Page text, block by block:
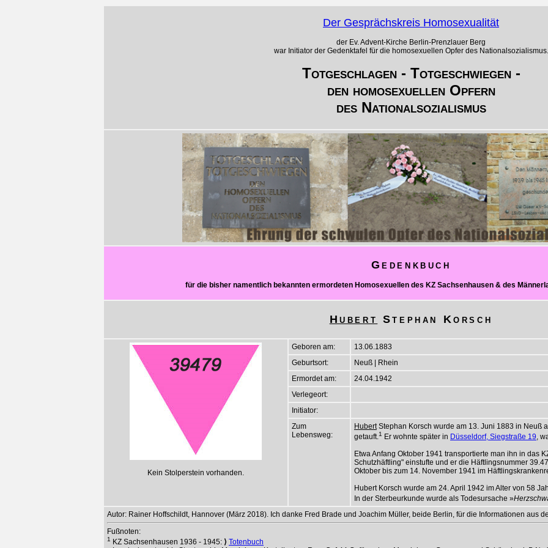
Der Gesprächskreis Homosexualität
der Ev. Advent-Kirche Berlin-Prenzlauer Berg
war Initiator der Gedenktafel für die homosexuellen Opfer des Nationalsozialismus.
Totgeschlagen - Totgeschwiegen -
den homosexuellen Opfern
des Nationalsozialismus
Gedenkbuch
für die bisher namentlich bekannten ermordeten Homosexuellen des KZ Sachsenhausen & des
Hubert Stephan Korsch
Kein Stolperstein vorhanden.
Geboren am:
13.06.1883
Geburtsort:
Neuß | Rhein
Ermordet am:
24.04.1942
Verlegeort:
Initiator:
Zum
Lebensweg:
HubertStephan Korsch wurde am 13. Juni 1883 in Neuß
getauft.1 Er wohnte später in Düsseldorf, Siegstraße 19,
Etwa Anfang Oktober 1941 transportierte man ihn in das
Schutzhäftling" einstufte und er die Häftlingsnummer
Oktober bis zum 14. November 1941 im
Hubert Korsch wurde am 24. April 1942 im Alter von 58
In der Sterbeurkunde wurde als Todesursache »
Autor: Rainer Hoffschildt, Hannover (März 2018). Ich danke Fred Brade und Joachim Müller, beide Berlin, für die Informationen aus
Fußnoten:
1 KZ Sachsenhausen 1936 - 1945: ⟩ Totenbuch